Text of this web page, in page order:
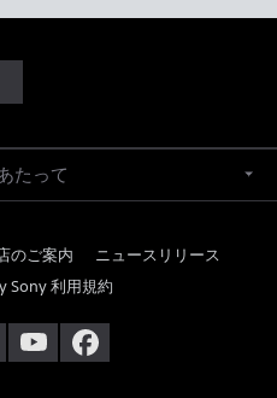
たって
のご案内
ニュースリリース
Sony 利用規約